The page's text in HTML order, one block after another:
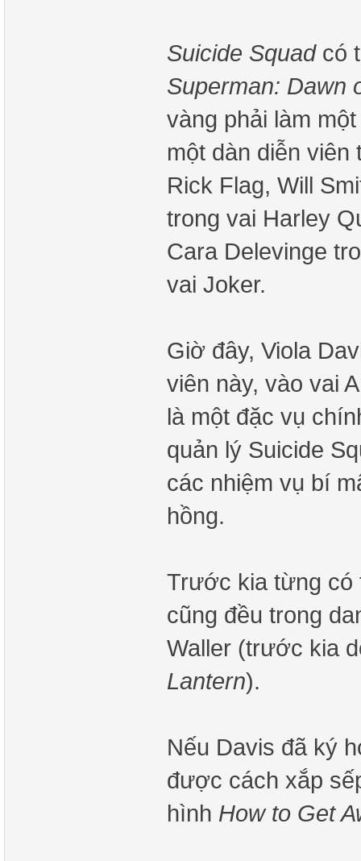
Suicide Squadcó
Superman: Dawn
vàng phải làm
một dàn diễn viên
Rick Flag, Will
trong vai Harley
Cara Delevinge
vai Joker.
Giờ đây, Viola
viên này, vào vai
là một đặc vụ
quản lý Suicide
các nhiệm vụ bí
hồng.
Trước kia từng có
cũng đều trong
Waller (trước kia
Lantern).
Nếu Davis đã ký
được cách xắp
hình How to Get